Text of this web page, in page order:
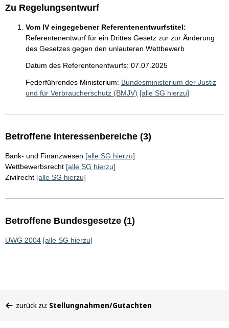
Zu Regelungsentwurf
Vom IV eingegebener Referentenentwurfstitel:
Referentenentwurf für ein Drittes Gesetz zur zur Änderung
des Gesetzes gegen den unlauteren Wettbewerb
Datum des Referentenentwurfs: 07.07.2025
Federführendes Ministerium: Bundesministerium der Justiz
und für Verbraucherschutz (BMJV) [alle SG hierzu]
Betroffene Interessenbereiche (3)
Bank- und Finanzwesen [alle SG hierzu]
Wettbewerbsrecht [alle SG hierzu]
Zivilrecht [alle SG hierzu]
Betroffene Bundesgesetze (1)
UWG 2004 [alle SG hierzu]
befinden
zurück zu: Stellungnahmen/Gutachten